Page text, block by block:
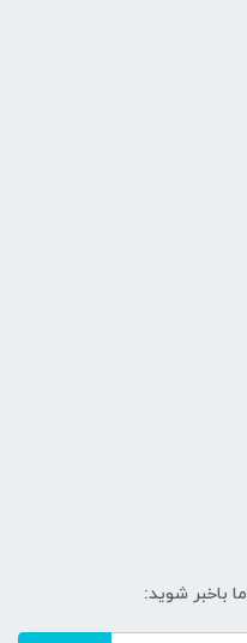
باخبر شوید: